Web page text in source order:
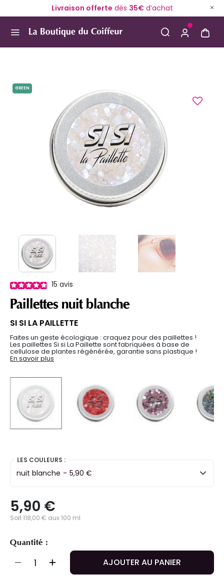
Livraison offerte dès 35€d’achat
GREEN
15 avis
Paillettes nuit blanche
SI SI LA PAILLETTE
Faites un geste écologique : craquez pour des paillettes !
Les paillettes Si si La Paillette sont fabriquées à base de
cellulose de plantes régénérée, garantie sans plastique !
En savoir plus
selected
LES COULEURS :
nuit blanche - 5,90 €
5,90 €
Soit 118,00 € aux 100 ml
Quantité :
AJOUTER AU PANIER